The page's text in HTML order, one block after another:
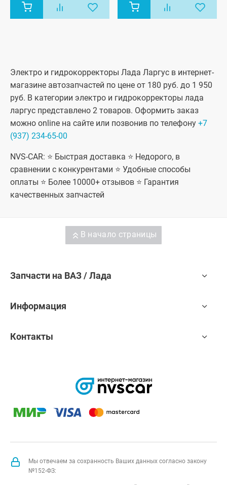
Электро и гидрокорректоры Лада Ларгус в интернет-
магазине автозапчастей по цене от 180 руб. до 1 950
руб. В категории электро и гидрокорректоры лада
ларгус представлено 2 товаров. Оформить заказ
можно online на сайте или позвонив по телефону +7
(937) 234-65-00
NVS-CAR: ⭐ Быстрая доставка ⭐ Недорого, в
сравнении с конкурентами ⭐ Удобные способы
оплаты ⭐ Более 10000+ отзывов ⭐ Гарантия
качественных запчастей
В начало страницы
Запчасти на ВАЗ / Лада
Информация
Контакты
Мы отвечаем за сохранность Ваших данных согласно закону
№152-ФЗ: